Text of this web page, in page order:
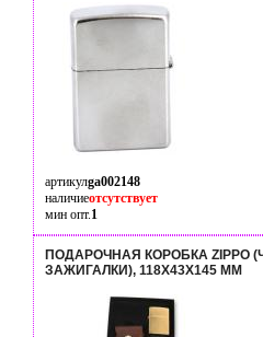
артикулga002148
наличиеотсутствует
мин опт.1
ПОДАРОЧНАЯ КОРОБКА ZIPPO
ЗАЖИГАЛКИ), 118Х43Х145 ММ